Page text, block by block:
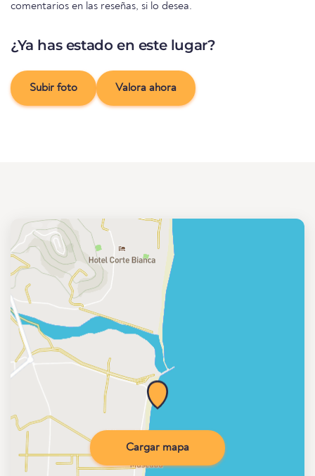
comentarios en las reseñas, si lo desea.
¿Ya has estado en este lugar?
Subir foto Valora ahora
Cargar mapa